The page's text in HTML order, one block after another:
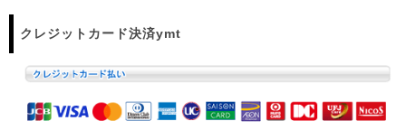
クレジットカード決済ymt